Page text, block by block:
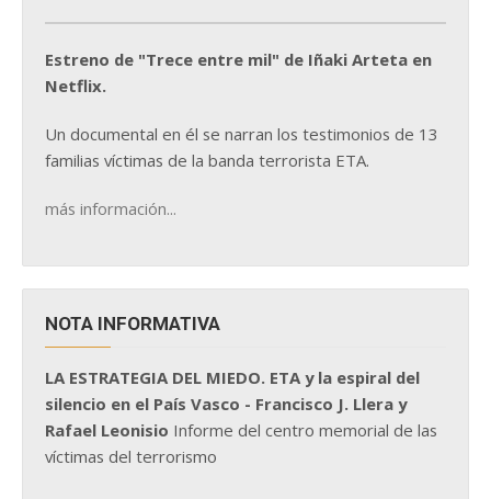
Estreno de "Trece entre mil" de Iñaki Arteta en
Netflix.
Un documental en él se narran los testimonios de 13
familias víctimas de la banda terrorista ETA.
más información...
NOTA INFORMATIVA
LA ESTRATEGIA DEL MIEDO. ETA y la espiral del
silencio en el País Vasco - Francisco J. Llera y
Rafael Leonisio Informe del centro memorial de las
víctimas del terrorismo